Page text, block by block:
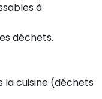
à
déchets.
la cuisine (déchets